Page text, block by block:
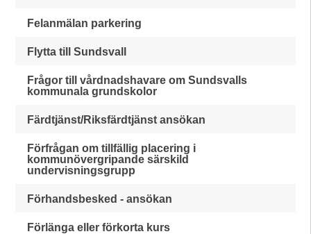
Felanmälan parkering
Flytta till Sundsvall
Frågor till vårdnadshavare om Sundsvalls
kommunala grundskolor
Färdtjänst/Riksfärdtjänst ansökan
Förfrågan om tillfällig placering i
kommunövergripande särskild
undervisningsgrupp
Förhandsbesked - ansökan
Förlänga eller förkorta kurs